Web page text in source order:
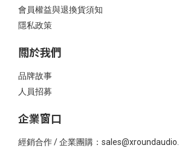
會員權益與退換貨須知
隱私政策
關於我們
品牌故事
人員招募
企業窗口
經銷合作 / 企業團購：